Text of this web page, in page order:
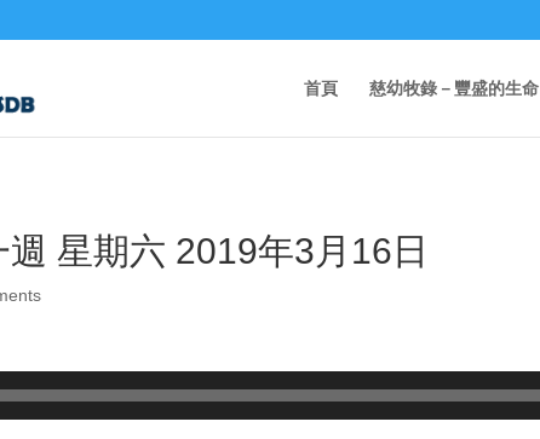
首頁 慈幼牧錄－豐盛的生命
週 星期六 2019年3月16日